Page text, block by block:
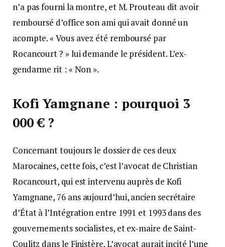
n’a pas fourni la montre, et M. Prouteau dit avoir
remboursé d’office son ami qui avait donné un
acompte. « Vous avez été remboursé par
Rocancourt ? » lui demande le président. L’ex-
gendarme rit : « Non ».
Kofi Yamgnane : pourquoi 3
000 € ?
Concernant toujours le dossier de ces deux
Marocaines, cette fois, c’est l’avocat de Christian
Rocancourt, qui est intervenu auprès de Kofi
Yamgnane, 76 ans aujourd’hui, ancien secrétaire
d’État à l’Intégration entre 1991 et 1993 dans des
gouvernements socialistes, et ex-maire de Saint-
Coulitz dans le Finistère. L’avocat aurait incité l’une